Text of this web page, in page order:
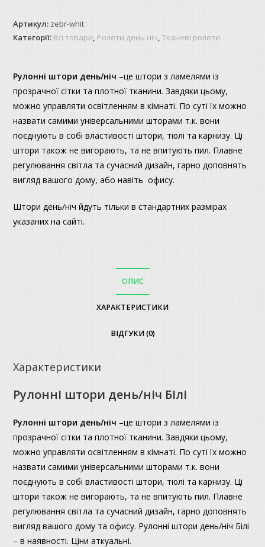
Білі
Артикул: zebr-whit
Категорії: Всі товари, Ролети день ніч,Тканеві ролети
Рулонні штори день/ніч –це штори з ламелями із
прозрачної сітки та плотної тканини. Завдяки цьому,
можно управляти освітленням в кімнаті. По суті їх можно
назвати самими універсальними шторами т.к. вони
поєднують в собі властивості штори, тюлі та карнизу. Ці
штори також не вигорають, та не впитують пил. Плавне
регулювання світла та сучасний дизайн, гарно доповнять
вигляд вашого дому, або навіть офису.
Штори день/ніч йдуть тільки в стандартних размірах
указаних на сайті.
ОПИС
ХАРАКТЕРИСТИКИ
ВІДГУКИ (0)
Характеристики
Рулонні штори день/ніч Білі
Рулонні штори день/ніч –це штори з ламелями із
прозрачної сітки та плотної тканини. Завдяки цьому,
можно управляти освітленням в кімнаті. По суті їх можно
назвати самими універсальними шторами т.к. вони
поєднують в собі властивості штори, тюлі та карнизу. Ці
штори також не вигорають, та не впитують пил. Плавне
регулювання світла та сучасний дизайн, гарно доповнять
вигляд вашого дому та офису. Рулонні штори день/ніч Білі
– в наявності. Ціни аткуальні.